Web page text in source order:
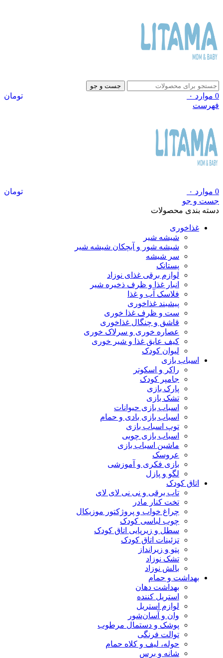
جست و جو
0 موارد ۰
تومان
فهرست
0 موارد ۰
تومان
جست و جو
دسته بندی محصولات
غذاخوری
شیشه شیر
شیشه ‌شور و آبچکان شیشه‌ شیر
سر شیشه
پستانک
لوازم برقی غذای نوزاد
انبار غذا و ظرف ذخیره شیر
فلاسک آب و غذا
پیشبند غذاخوری
ست و ظرف غذا خوری
قاشق و چنگال غذاخوری
عصاره خوری و سرلاک خوری
کیف عایق غذا و شیر خوری
لیوان کودک
اسباب بازی
راکر و اسکوتر
جامپر کودک
پارک بازی
تشک بازی
اسباب بازی حیوانات
اسباب بازی بادی و حمام
توپ اسباب بازی
اسباب بازی چوبی
ماشین اسباب بازی
عروسک
بازی فکری و آموزشی
لگو و پازل
اتاق کودک
تاب برقی و نی نی لای لای
تخت کنار مادر
چراغ خواب و پروژکتور موزیکال
چوب لباسی کودک
سطل و زیرپایی اتاق کودک
تزئینات اتاق کودک
پتو و زیرانداز
تشک نوزاد
بالش نوزاد
بهداشت و حمام
بهداشت دهان
استریل کننده
لوازم استریل
وان و آسان‌شور
پوشک و دستمال مرطوب
توالت فرنگی
حوله، لیف و کلاه حمام
شانه و برس